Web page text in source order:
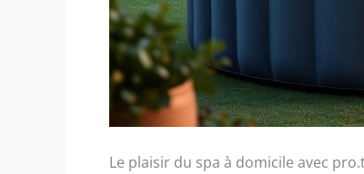
Le plaisir du spa à domicile avec